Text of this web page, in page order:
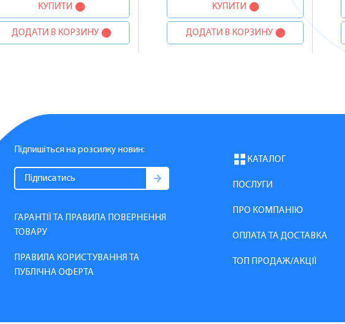
КУПИТИ
ДОДАТИ В КОРЗИНУ
КУПИТИ
ДОДАТИ В КОРЗИНУ
Підпишіться на розсилку новин:
ГАРАНТІЇ ТА ПРАВИЛА ПОВЕРНЕННЯ
ТОВАРУ
ПРАВИЛА КОРИСТУВАННЯ ТА
ПУБЛІЧНА ОФЕРТА
КАТАЛОГ
ПОСЛУГИ
ПРО КОМПАНІЮ
ОПЛАТА ТА ДОСТАВКА
ТОП ПРОДАЖ/АКЦІЇ